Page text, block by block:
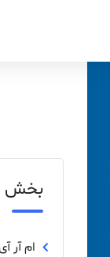
بخش
ام آر آی 1.5